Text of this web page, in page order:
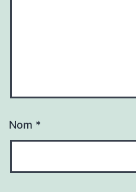
Nom *